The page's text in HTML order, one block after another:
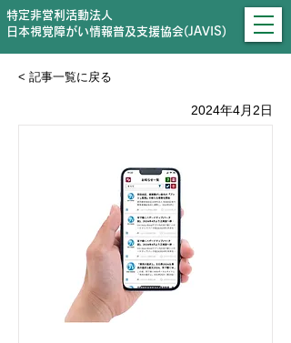
特定非営利活動法人
日本視覚障がい情報普及支援協会(JAVIS)
< 記事一覧に戻る
2024年4月2日